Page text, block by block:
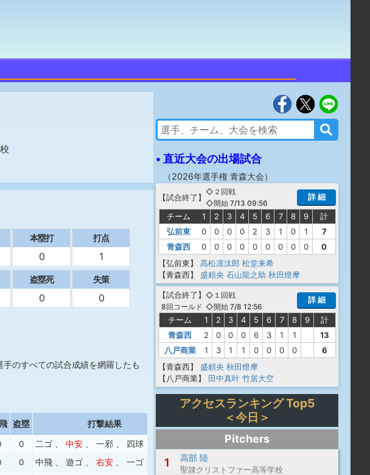
本塁打
0
打点
1
盗塁死
0
失策
0
のすべての試合成績を網羅したも
盗塁 打撃結果
0 二ゴ 中安 一邪
四球
0 中飛 遊ゴ 右安 一ゴ
死球
• 直近大会の出場試合
（2026年選手権 青森大会）
【試合終了 】
◇２回戦
◇開始 7/13 09:56
詳 細
チーム 1 2 3 4 5 6 7 8 9
計
弘前東
0 0 0 0 2 3 1 0 1
7
青森西
0 0 0 0 0 0 0 0 0
0
【弘前東】
髙松凛汰郎 松堂来希
【青森西】
盛頼央 石山龍之助 秋田燈摩
【試合終了 】
8回コールド
◇１回戦
◇開始 7/8 12:56
詳 細
チーム 1 2 3 4 5 6 7 8 9
計
青森西
2 0 0 0 6 3 1 1
13
八戸商業
1 3 1 1 0 0 0 0
6
【青森西】
盛頼央 秋田燈摩
【八戸商業】
田中真叶 竹居大空
アクセスランキング Top5
＜今日＞
Pitchers
1
高部 陸
聖隷クリストファー高等学校